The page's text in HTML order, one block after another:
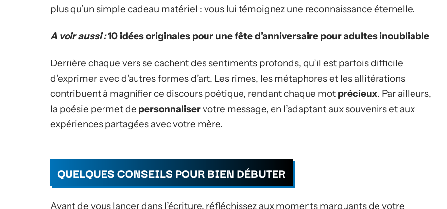
plus qu’un simple cadeau matériel : vous lui témoignez une reconnaissance éternelle.
A voir aussi :10 idées originales pour une fête d’anniversaire pour adultes inoubliable
Derrière chaque vers se cachent des sentiments profonds, qu’il est parfois difficile
d’exprimer avec d’autres formes d’art. Les rimes, les métaphores et les allitérations
contribuent à magnifier ce discours poétique, rendant chaque mot précieux. Par ailleurs,
la poésie permet de personnaliservotre message, en l’adaptant aux souvenirs et aux
expériences partagées avec votre mère.
QUELQUES CONSEILS POUR BIEN DÉBUTER
Avant de vous lancer dans l’écriture, réfléchissez aux moments marquants de votre